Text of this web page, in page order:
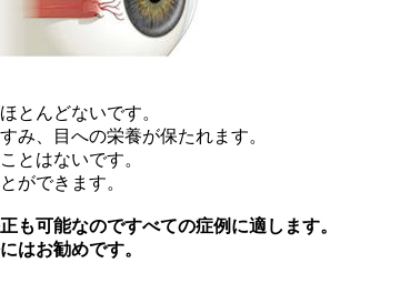
とんどないです。
、目への栄養が保たれます。
とはないです。
ができます。
も可能なのですべての症例に適します。
はお勧めです。